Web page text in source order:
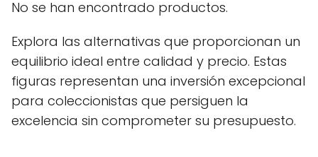
No se han encontrado productos.
Explora las alternativas que proporcionan un
equilibrio ideal entre calidad y precio. Estas
figuras representan una inversión excepcional
para coleccionistas que persiguen la
excelencia sin comprometer su presupuesto.